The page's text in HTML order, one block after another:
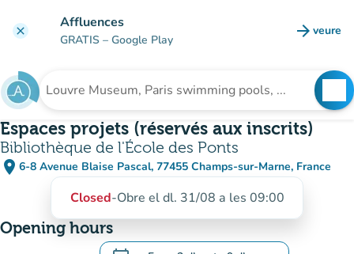
clear Affluences
GRATIS – Google Play arrow_forward veure
(new
Search for an institution
Espaces projets (réservés aux inscrits)
Bibliothèque de l'École des Ponts
place 6-8 Avenue Blaise Pascal, 77455 Champs-sur-Marne, France
(open in Google Maps)
(new tab)
Closed-Obre el dl. 31/08 a les 09:00
Opening hours